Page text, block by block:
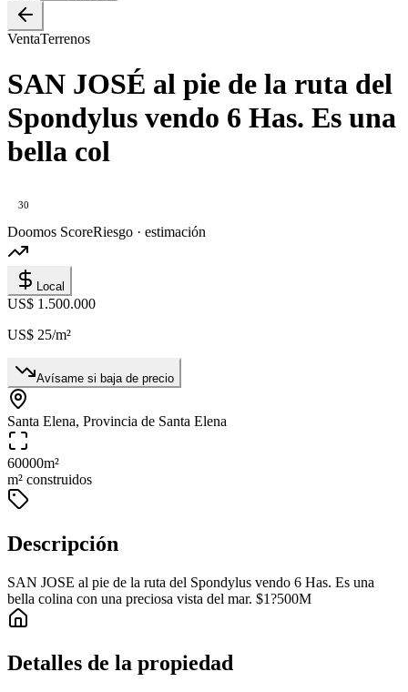
VentaTerrenos
SAN JOSÉ al pie de la ruta del
Spondylus vendo 6 Has. Es una
bella col
30
Doomos ScoreRiesgo · estimación
Local
US$ 1.500.000
US$ 25/m²
Avísame si baja de precio
Santa Elena, Provincia de Santa Elena
60000m²
m² construidos
Descripción
SAN JOSE al pie de la ruta del Spondylus vendo 6 Has. Es una
bella colina con una preciosa vista del mar. $1?500M
Detalles de la propiedad